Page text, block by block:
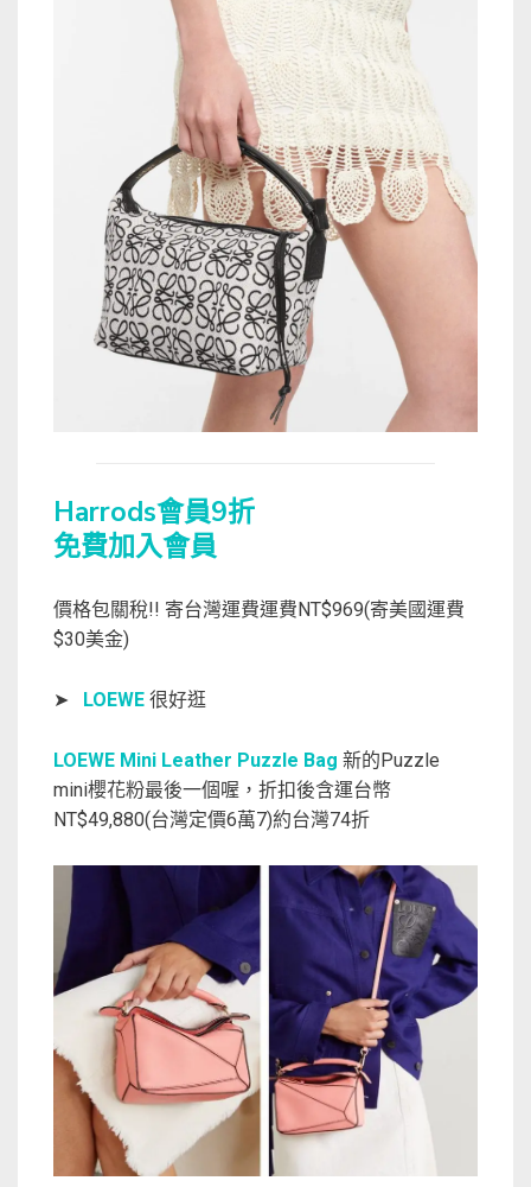
Harrods會員9折
免費加入會員
價格包關稅!! 寄台灣運費運費NT$969(寄美國運費
$30美金)
➤ LOEWE 很好逛
LOEWE Mini Leather Puzzle Bag 新的Puzzle
mini櫻花粉最後一個喔，折扣後含運台幣
NT$49,880(台灣定價6萬7)約台灣74折